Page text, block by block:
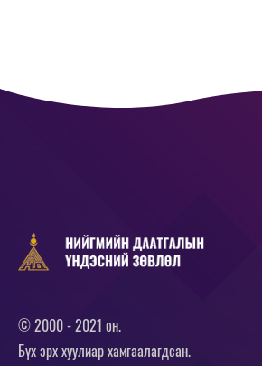
© 2000 - 2021 он.
Бүх эрх хуулиар хамгаалагдсан.